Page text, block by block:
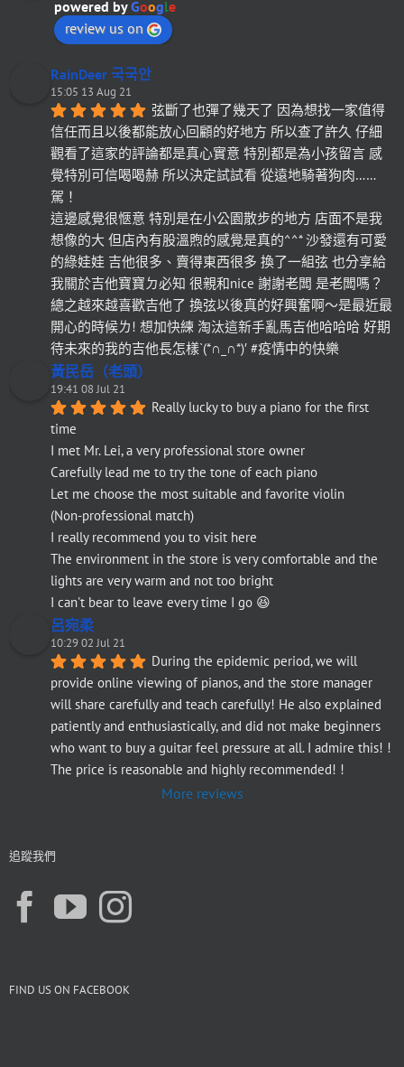
powered byGoogle
review us on
RainDeer 국국안
15:05 13 Aug 21
弦斷了也彈了幾天了 因為想找一家值得
信任而且以後都能放心回顧的好地方 所以查了許久 仔細
觀看了這家的評論都是真心實意 特別都是為小孩留言 感
覺特別可信喝喝赫 所以決定試試看 從遠地騎著狗肉……
駕！
這邊感覺很愜意 特別是在小公園散步的地方 店面不是我
想像的大 但店內有股溫煦的感覺是真的^^* 沙發還有可愛
的綠娃娃 吉他很多、賣得東西很多 換了一組弦 也分享給
我關於吉他寶寶ㄉ必知 很親和nice 謝謝老闆 是老闆嗎？
總之越來越喜歡吉他了 換弦以後真的好興奮啊～是最近最
開心的時候ㄌ! 想加快練 淘汰這新手亂馬吉他哈哈哈 好期
待未來的我的吉他長怎樣`(*∩_∩*)′ #疫情中的快樂
黃民岳（老頭）
19:41 08 Jul 21
Really lucky to buy a piano for the first
time
I met Mr. Lei, a very professional store owner
Carefully lead me to try the tone of each piano
Let me choose the most suitable and favorite violin
(Non-professional match)
I really recommend you to visit here
The environment in the store is very comfortable and the
lights are very warm and not too bright
I can't bear to leave every time I go 😆
呂宛柔
10:29 02 Jul 21
During the epidemic period, we will
provide online viewing of pianos, and the store manager
will share carefully and teach carefully! He also explained
patiently and enthusiastically, and did not make beginners
who want to buy a guitar feel pressure at all. I admire this! !
The price is reasonable and highly recommended! !
More reviews
追蹤我們
FIND US ON FACEBOOK